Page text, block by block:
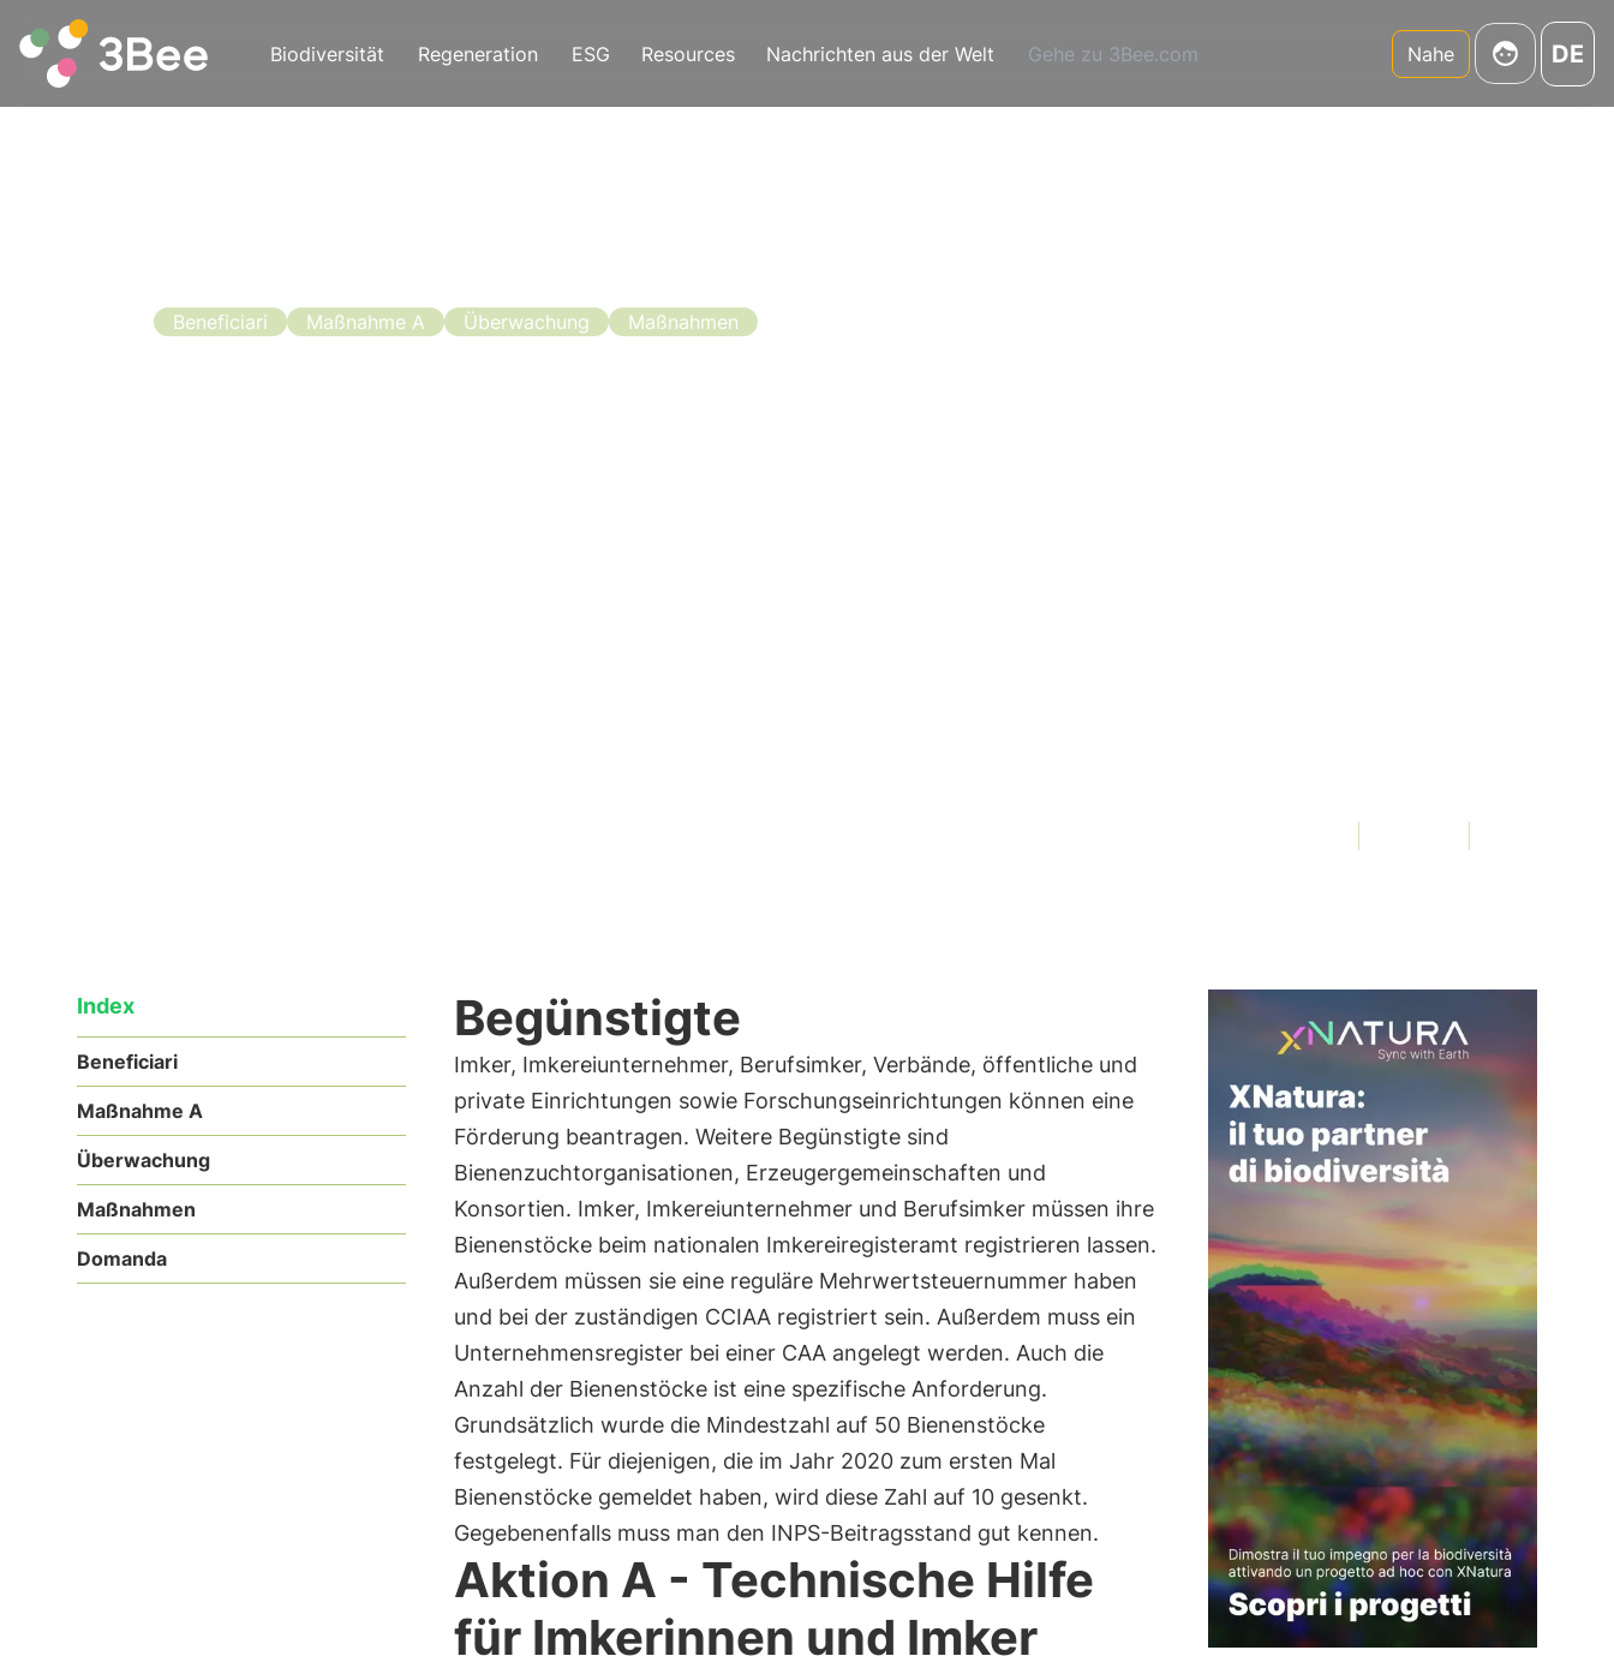
Biodiversität Regeneration ESG Resources Nachrichten aus der Welt Gehe zu 3Bee.com Nahe DE
Beneficiari Maßnahme A Überwachung Maßnahmen
Index
Beneficiari
Maßnahme A
Überwachung
Maßnahmen
Domanda
Begünstigte
Imker, Imkereiunternehmer, Berufsimker, Verbände, öffentliche und
private Einrichtungen sowie Forschungseinrichtungen können eine
Förderung beantragen. Weitere Begünstigte sind
Bienenzuchtorganisationen, Erzeugergemeinschaften und
Konsortien. Imker, Imkereiunternehmer und Berufsimker müssen ihre
Bienenstöcke beim nationalen Imkereiregisteramt registrieren lassen.
Außerdem müssen sie eine reguläre Mehrwertsteuernummer haben
und bei der zuständigen CCIAA registriert sein. Außerdem muss ein
Unternehmensregister bei einer CAA angelegt werden. Auch die
Anzahl der Bienenstöcke ist eine spezifische Anforderung.
Grundsätzlich wurde die Mindestzahl auf 50 Bienenstöcke
festgelegt. Für diejenigen, die im Jahr 2020 zum ersten Mal
Bienenstöcke gemeldet haben, wird diese Zahl auf 10 gesenkt.
Gegebenenfalls muss man den INPS-Beitragsstand gut kennen.
Aktion A - Technische Hilfe
für Imkerinnen und Imker